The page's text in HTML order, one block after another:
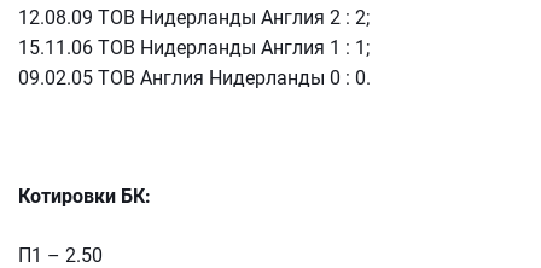
12.08.09 ТОВ Нидерланды Англия 2 : 2;
15.11.06 ТОВ Нидерланды Англия 1 : 1;
09.02.05 ТОВ Англия Нидерланды 0 : 0.
Котировки БК:
П1 – 2.50